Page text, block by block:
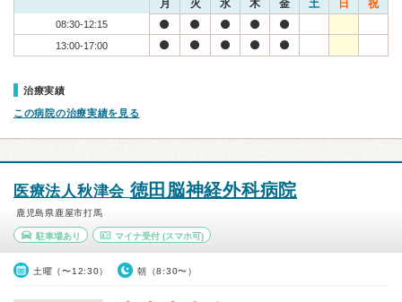
月 火 水 木 金 土 日 祝
08:30-12:15
13:00-17:00
治療実績
この病院の治療実績を見る
医療法人秋津会 徳田脳神経外科病院
鹿児島県鹿屋市打馬
駐車場あり マイナ受付(スマホ可)
土曜（〜12:30） 朝（8:30〜）